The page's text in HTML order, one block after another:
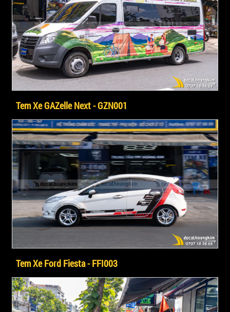
Tem Xe GAZelle Next - GZN001
Tem Xe Ford Fiesta - FFI003